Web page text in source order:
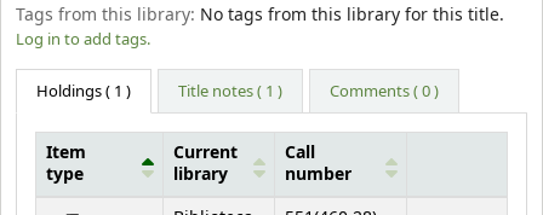
Tags from this library: No tags from this library for this title.
Log in to add tags.
Holdings( 1 ) Title notes ( 1 ) Comments ( 0 )
Holdings
Item
type
Current
library
Call
number